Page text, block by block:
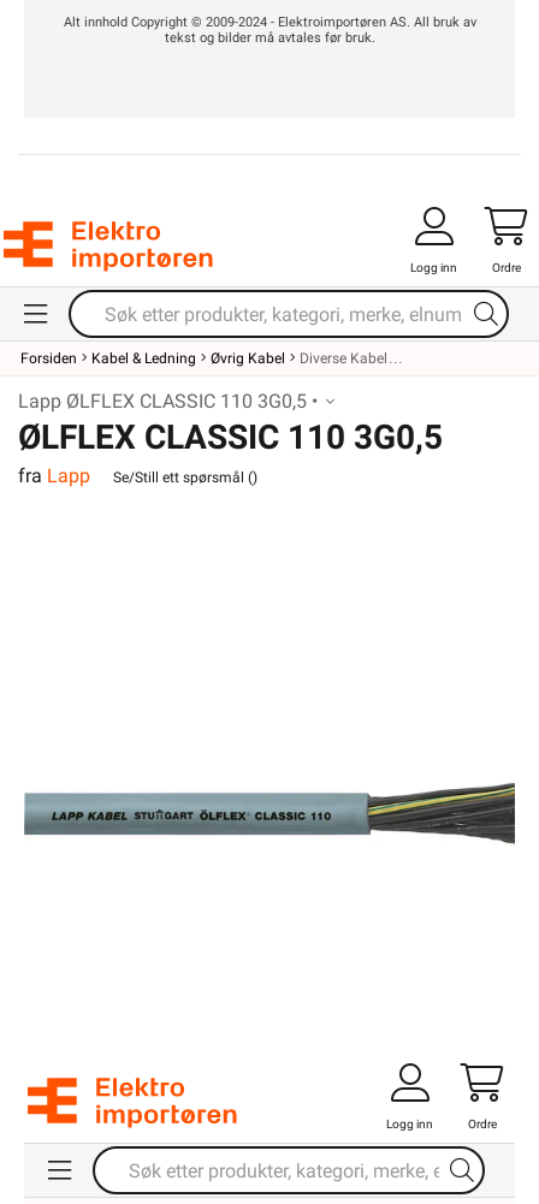
Alt innhold Copyright © 2009-2024 - Elektroimportøren AS. All bruk av
tekst og bilder må avtales før bruk.
Logg inn Ordre
Forsiden Kabel & Ledning Øvrig Kabel Diverse Kabel
Lapp ØLFLEX CLASSIC 110 3G0,5 •
ØLFLEX CLASSIC 110 3G0,5
fra Lapp Se/Still ett spørsmål ()
Logg inn Ordre